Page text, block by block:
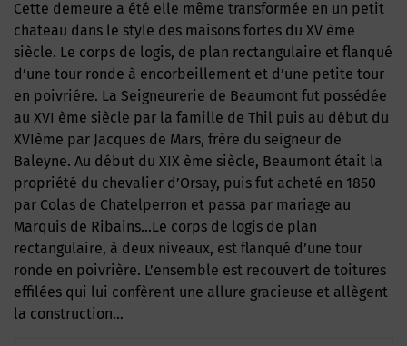
Cette demeure a été elle même transformée en un petit
chateau dans le style des maisons fortes du XV ème
siècle. Le corps de logis, de plan rectangulaire et flanqué
d’une tour ronde à encorbeillement et d’une petite tour
en poivriére. La Seigneurerie de Beaumont fut possédée
au XVI ème siècle par la famille de Thil puis au début du
XVIème par Jacques de Mars, frère du seigneur de
Baleyne. Au début du XIX ème siècle, Beaumont était la
propriété du chevalier d’Orsay, puis fut acheté en 1850
par Colas de Chatelperron et passa par mariage au
Marquis de Ribains…Le corps de logis de plan
rectangulaire, à deux niveaux, est flanqué d’une tour
ronde en poivrière. L’ensemble est recouvert de toitures
effilées qui lui confèrent une allure gracieuse et allègent
la construction…